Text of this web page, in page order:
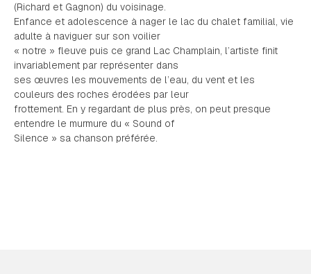
(Richard et Gagnon) du voisinage.
Enfance et adolescence à nager le lac du chalet familial, vie
adulte à naviguer sur son voilier
« notre » fleuve puis ce grand Lac Champlain, l’artiste finit
invariablement par représenter dans
ses œuvres les mouvements de l’eau, du vent et les
couleurs des roches érodées par leur
frottement. En y regardant de plus près, on peut presque
entendre le murmure du « Sound of
Silence » sa chanson préférée.